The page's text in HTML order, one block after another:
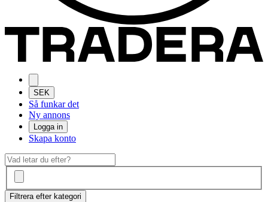
SEK
Så funkar det
Ny annons
Logga in
Skapa konto
Filtrera efter kategori